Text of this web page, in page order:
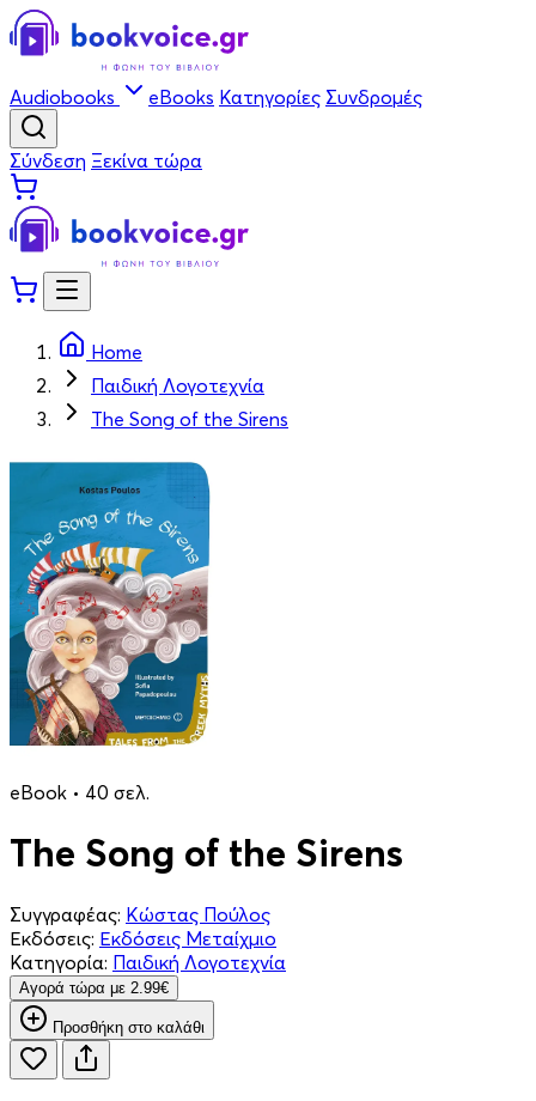
Audiobooks eBooks Κατηγορίες Συνδρομές
Σύνδεση Ξεκίνα τώρα
Home
Παιδική Λογοτεχνία
The Song of the Sirens
eBook • 40 σελ.
The Song of the Sirens
Συγγραφέας: Κώστας Πούλος
Εκδόσεις: Εκδόσεις Μεταίχμιο
Κατηγορία: Παιδική Λογοτεχνία
Aγορά τώρα με 2.99€
Προσθήκη στο καλάθι